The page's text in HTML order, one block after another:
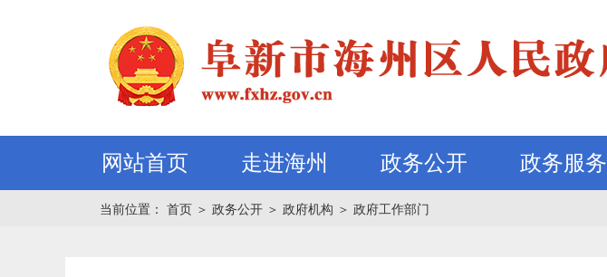
网站首页 走进海州 政务公开 政务服务
当前位置： 首页 ＞ 政务公开 ＞ 政府机构 ＞ 政府工作部门